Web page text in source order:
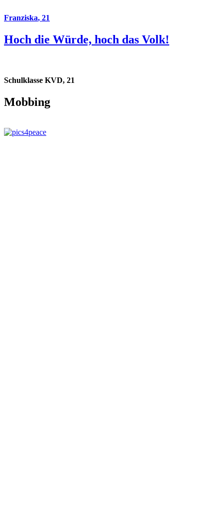
Franziska, 21
Hoch die Würde, hoch das Volk!
Schulklasse KVD, 21
Mobbing